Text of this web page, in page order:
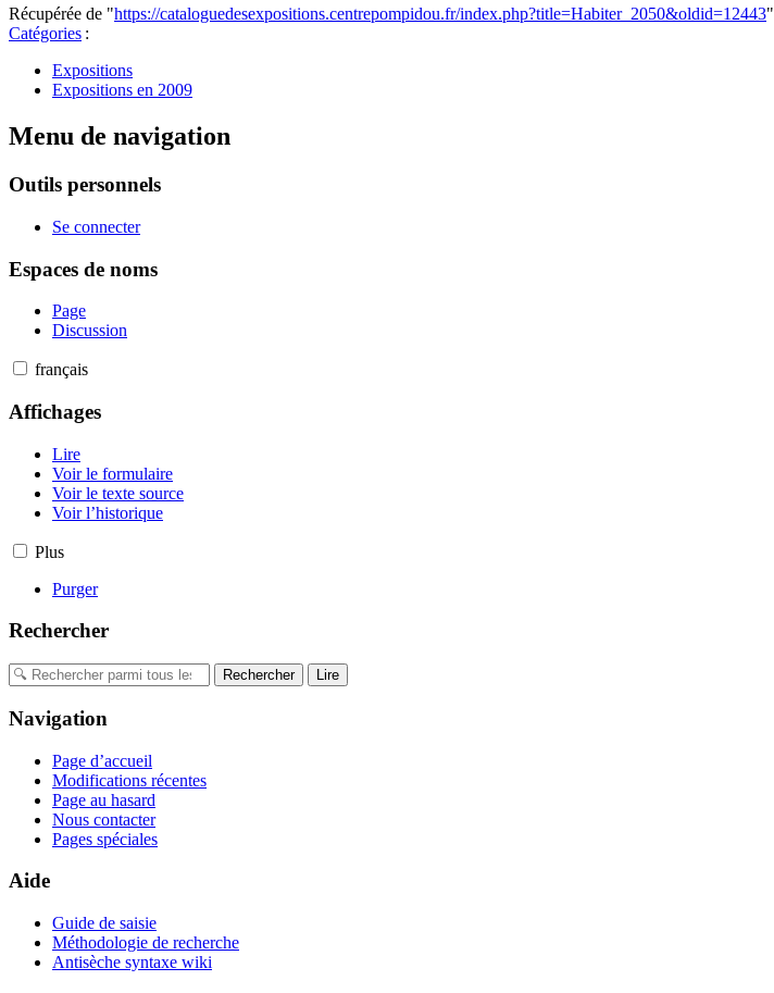
Récupérée de "https://cataloguedesexpositions.centrepompidou.fr/index.php?title=Habiter_2050&oldid=12443"
Catégories :
Expositions
Expositions en 2009
Menu de navigation
Outils personnels
Se connecter
Espaces de noms
Page
Discussion
français
Affichages
Lire
Voir le formulaire
Voir le texte source
Voir l’historique
Plus
Purger
Rechercher
Navigation
Page d’accueil
Modifications récentes
Page au hasard
Nous contacter
Pages spéciales
Aide
Guide de saisie
Méthodologie de recherche
Antisèche syntaxe wiki